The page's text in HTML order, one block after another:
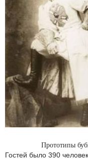
Прототипы
Гостей было 390